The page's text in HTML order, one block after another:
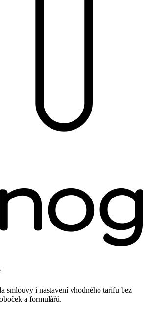
smlouvy i nastavení vhodného tarifu bez
a formulářů.